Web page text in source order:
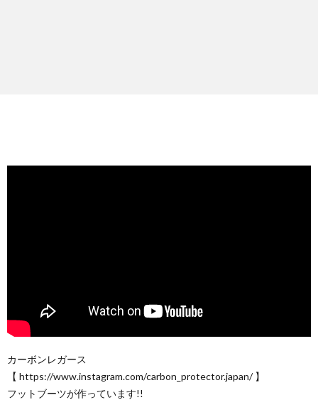
カーボンレガース
【 https://www.instagram.com/carbon_protector.japan/ 】
フットブーツが作っています!!